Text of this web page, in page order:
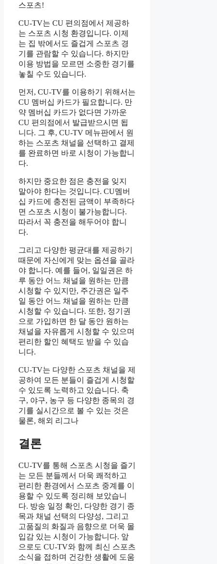
스포츠!
CU-TV는 CU 편의점에서 제공하
는 스포츠 시청 환경입니다. 이제
는 집 밖에서도 즐겁게 스포츠 경
기를 관람할 수 있습니다. 하지만
이용 방법을 모르면 소중한 경기를
놓칠 수도 있습니다.
먼저, CU-TV를 이용하기 위해서는
CU 멤버십 카드가 필요합니다. 만
약 멤버십 카드가 없다면 가까운
CU 편의점에서 발급받으시면 됩
니다. 그 후, CU-TV 메뉴판에서 원
하는 스포츠 채널을 선택하고 결제
를 완료하면 바로 시청이 가능합니
다.
하지만 중요한 점은 충전을 잊지
말아야 한다는 것입니다. CU멤버
십 카드에 충전된 금액이 부족하다
면 스포츠 시청이 불가능합니다.
따라서 꼭 충전을 해두어야 합니
다.
그리고 다양한 평균대를 제공하기
때문에 자신에게 맞는 옵션을 골라
야 합니다. 예를 들어, 일일권은 하
루 동안 어느 채널을 원하는 만큼
시청할 수 있지만, 주간권은 일주
일 동안 어느 채널을 원하는 만큼
시청할 수 있습니다. 또한, 정기권
으로 가입하면 한 달 동안 원하는
채널을 자유롭게 시청할 수 있으며
편리한 할인 혜택도 받을 수 있습
니다.
CU-TV는 다양한 스포츠 채널을 제
공하여 모든 분들이 즐겁게 시청할
수 있도록 노력하고 있습니다. 축
구, 야구, 농구 등 다양한 종목의 경
기를 실시간으로 볼 수 있는 것은
물론, 해외 리그나
결론
CU-TV를 통해 스포츠 시청을 즐기
는 모든 분들께서 더욱 쾌적하고
편리한 환경에서 스포츠 중계를 이
용할 수 있도록 정리해 보았습니
다. 방송 일정 확인, 다양한 경기 종
목과 채널 선택의 다양성, 그리고
고품질의 화질과 음향으로 더욱 몰
입감 있는 시청이 가능합니다. 앞
으로도 CU-TV와 함께 최신 스포츠
소식을 접하며 건강한 생활에 도움